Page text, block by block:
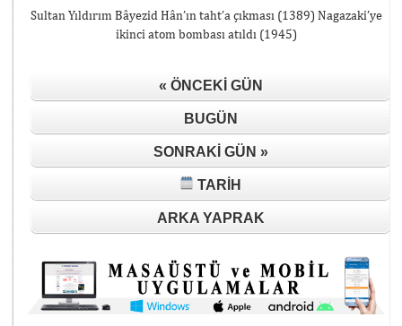
Sultan Yıldırım Bâyezid Hân’ın taht’a çıkması (1389) Nagazaki’ye
ikinci atom bombası atıldı (1945)
« ÖNCEKI GÜN
BUGÜN
SONRAKI GÜN »
TARIH
ARKA YAPRAK